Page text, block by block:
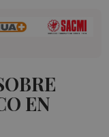
EN